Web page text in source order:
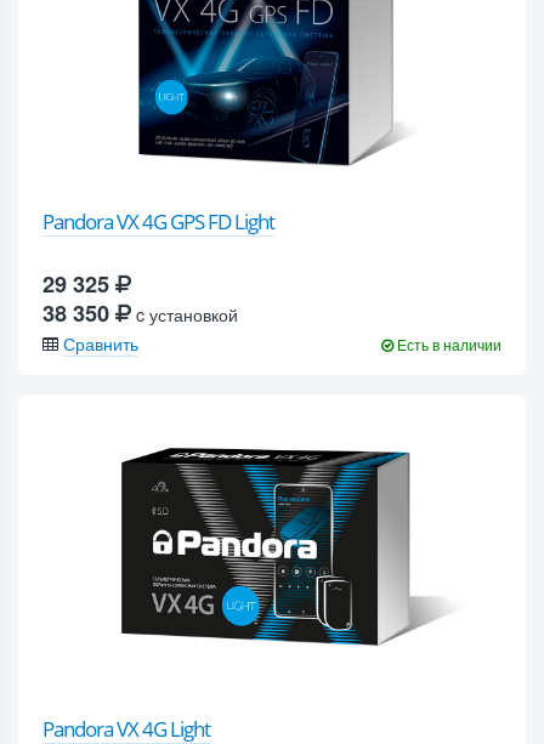
Pandora VX 4G GPS FD Light
29 325
38 350
c установкой
Сравнить
Есть в наличии
Pandora VX 4G Light